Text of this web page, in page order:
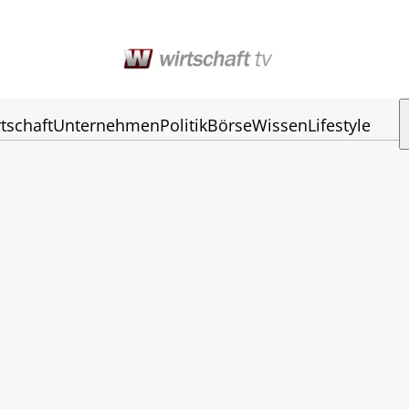
UnternehmenPolitikBörseWissenLifestyle